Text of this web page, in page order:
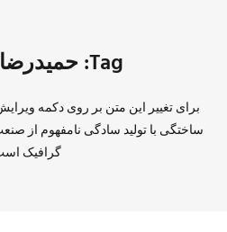
Tag: حمیدرضا مردادی
برای تغییر این متن بر روی دکمه
ساختگی با تولید سادگی نامفهوم از
گرافیک